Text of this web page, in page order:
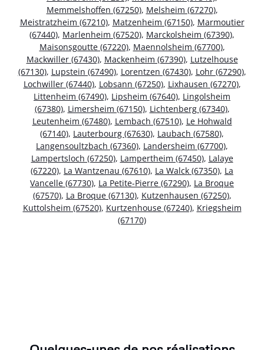
Memmelshoffen (67250), Melsheim (67270),
Meistratzheim (67210), Matzenheim (67150), Marmoutier
(67440), Marlenheim (67520), Marckolsheim (67390),
Maisonsgoutte (67220), Maennolsheim (67700),
Mackwiller (67430), Mackenheim (67390), Lutzelhouse
(67130), Lupstein (67490), Lorentzen (67430), Lohr (67290),
Lochwiller (67440), Lobsann (67250), Lixhausen (67270),
Littenheim (67490), Lipsheim (67640), Lingolsheim
(67380), Limersheim (67150), Lichtenberg (67340),
Leutenheim (67480), Lembach (67510), Le Hohwald
(67140), Lauterbourg (67630), Laubach (67580),
Langensoultzbach (67360), Landersheim (67700),
Lampertsloch (67250), Lampertheim (67450), Lalaye
(67220), La Wantzenau (67610), La Walck (67350), La
Vancelle (67730), La Petite-Pierre (67290), La Broque
(67570), La Broque (67130), Kutzenhausen (67250),
Kuttolsheim (67520), Kurtzenhouse (67240), Kriegsheim
(67170)